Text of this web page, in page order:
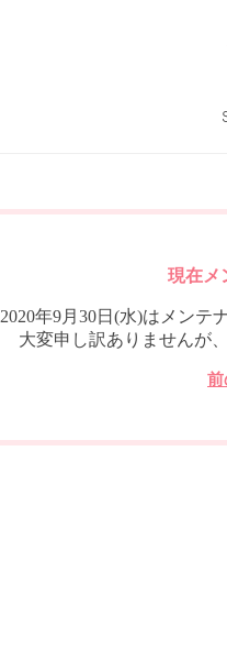
現在メ
2020年9月30日(水)はメンテ
大変申し訳ありませんが
前